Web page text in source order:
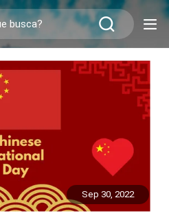
Sep 30, 2022